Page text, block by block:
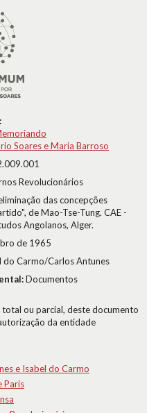
Soares e Maria Barroso
Revolucionários
das concepções
de Mao-Tse-Tung. CAE -
Angolanos, Alger.
de 1965
do Carmo/Carlos Antunes
Documentos
total ou parcial, deste documento
da entidade
e Isabel do Carmo
Paris